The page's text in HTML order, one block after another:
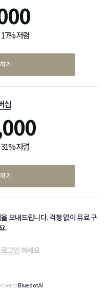
저렴
기
십
저렴
기
보내드립니다. 걱정 없이 유료 구
.
로그인하세요
ofBluedotAI